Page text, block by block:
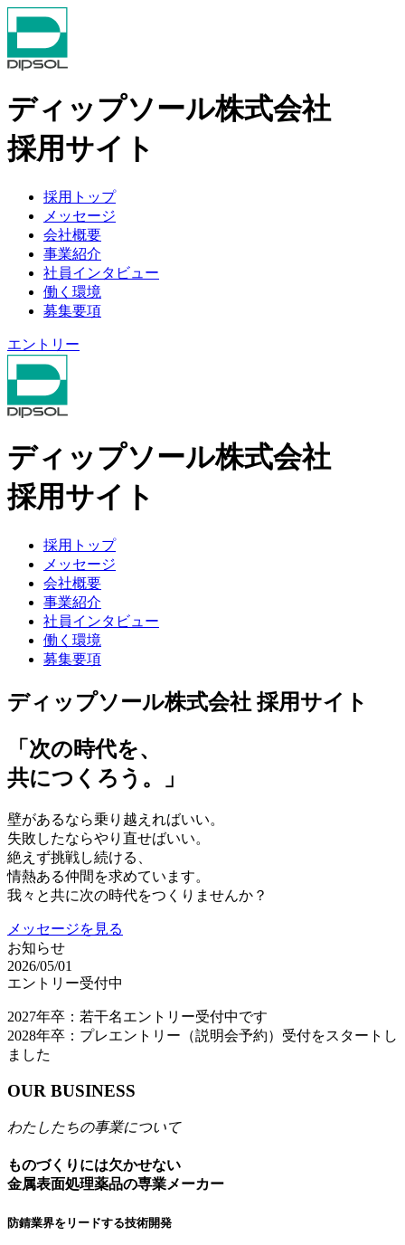
ディップソール株式会社
採用サイト
採用トップ
メッセージ
会社概要
事業紹介
社員インタビュー
働く環境
募集要項
エントリー
ディップソール株式会社
採用サイト
採用トップ
メッセージ
会社概要
事業紹介
社員インタビュー
働く環境
募集要項
ディップソール株式会社 採用サイト
「次の時代を、
共につくろう。」
壁があるなら乗り越えればいい。
失敗したならやり直せばいい。
絶えず挑戦し続ける、
情熱ある仲間を求めています。
我々と共に次の時代をつくりませんか？
メッセージを見る
お知らせ
2026/05/01
エントリー受付中
2027年卒：若干名エントリー受付中です
2028年卒：プレエントリー（説明会予約）受付をスタートし
ました
OUR BUSINESS
わたしたちの事業について
ものづくりには欠かせない
金属表面処理薬品の専業メーカー
防錆業界をリードする技術開発